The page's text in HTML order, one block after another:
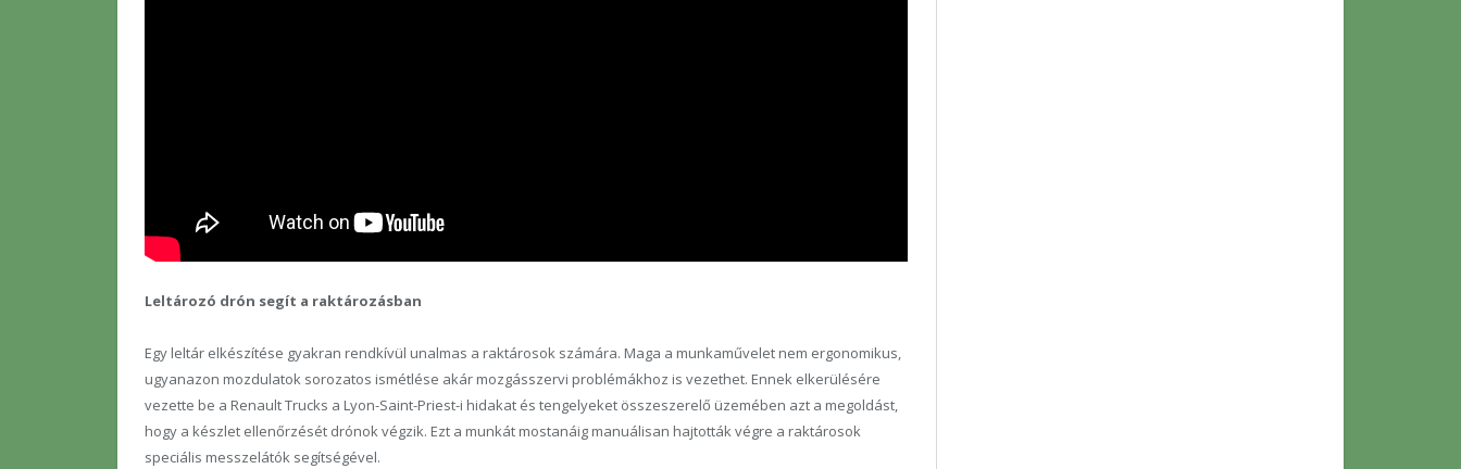
Leltározó drón segít a raktározásban
Egy leltár elkészítése gyakran rendkívül unalmas a raktárosok számára. Maga a munkaművelet nem ergonomikus,
ugyanazon mozdulatok sorozatos ismétlése akár mozgásszervi problémákhoz is vezethet. Ennek elkerülésére
vezette be a Renault Trucks a Lyon-Saint-Priest-i hidakat és tengelyeket összeszerelő üzemében azt a megoldást,
hogy a készlet ellenőrzését drónok végzik. Ezt a munkát mostanáig manuálisan hajtották végre a raktárosok
speciális messzelátók segítségével.